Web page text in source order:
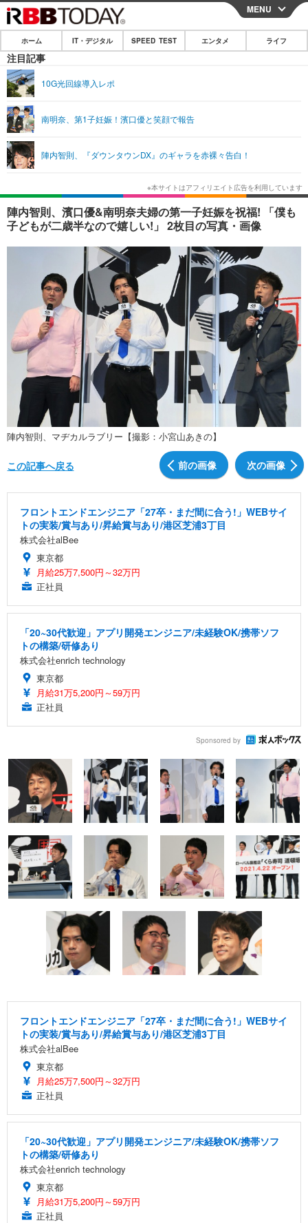
CLOSE
ホーム
IT・デジタル
ショッピング その他
SPEED TEST
エンタメ
エンタメTOP 映画・ドラマ
韓国・芸能
音楽 スポーツ
ショッピング その他
ライフ
ライフTOP グルメ
ペット ショッピング
その他
リリース一覧
プッシュ通知の停止方法
MENU
ホーム IT・デジタル SPEED TEST エンタメ ライフ
注目記事
10G光回線導入レポ
南明奈、第1子妊娠！濱口優と笑顔で報告
陣内智則、『ダウンタウンDX』のギャラを赤裸々告白！
陣内智則、濱口優&南明奈夫婦の第一子妊娠を祝福! 「僕も
子どもが二歳半なので嬉しい!」 2枚目の写真・画像
陣内智則、マヂカルラブリー【撮影：小宮山あきの】
前の画像 次の画像
この記事へ戻る
フロントエンドエンジニア「27卒・まだ間に合う!」WEBサイ
トの実装/賞与あり/昇給賞与あり/港区芝浦3丁目
株式会社alBee
東京都
月給25万7,500円～32万円
正社員
「20~30代歓迎」アプリ開発エンジニア/未経験OK/携帯ソフ
トの構築/研修あり
株式会社enrich technology
東京都
月給31万5,200円～59万円
正社員
Sponsored by
フロントエンドエンジニア「27卒・まだ間に合う!」WEBサイ
トの実装/賞与あり/昇給賞与あり/港区芝浦3丁目
株式会社alBee
東京都
月給25万7,500円～32万円
正社員
「20~30代歓迎」アプリ開発エンジニア/未経験OK/携帯ソフ
トの構築/研修あり
株式会社enrich technology
東京都
月給31万5,200円～59万円
正社員